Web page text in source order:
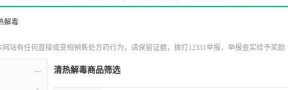
解毒
站有任何直接或变相销售处方药行为，请保留证据，拨打12331举报，举报查实给予奖励
清热解毒商品筛选